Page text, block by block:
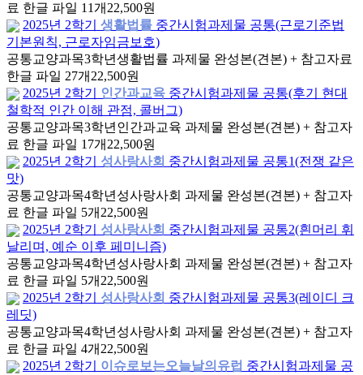
료 한글 파일 11개 22,500원
2025년 2학기
생활법률 중간시험과제물 공통(근로기준법
기본원칙, 근로자임금보호)
공통교양과목3학년생활법률 과제물 완성본(견본) + 참고자료
한글 파일 27개 22,500원
2025년 2학기
인간과교육 중간시험과제물 공통(후기 현대
철학적 인간 이해 관점, 콜버그)
공통교양과목3학년 인간과교육 과제물 완성본(견본) + 참고자
료 한글 파일 17개 22,500원
2025년 2학기
성사랑사회 중간시험과제물 공통1(전쟁 같은
맛)
공통교양과목4학년 성사랑사회 과제물 완성본(견본) + 참고자
료 한글 파일 5개 22,500원
2025년 2학기
성사랑사회 중간시험과제물 공통2(흰머리 휘
날리며, 예순 이후 페미니즘)
공통교양과목4학년 성사랑사회 과제물 완성본(견본) + 참고자
료 한글 파일 5개 22,500원
2025년 2학기
성사랑사회 중간시험과제물 공통3(레이디 크
레딧)
공통교양과목4학년 성사랑사회 과제물 완성본(견본) + 참고자
료 한글 파일 4개 22,500원
2025년 2학기
이슈로보는오늘날의유럽 중간시험과제물 공